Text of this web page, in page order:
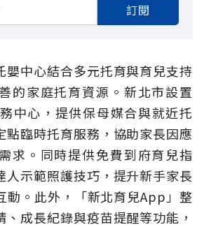
訂閱
嬰中心結合多元托育與育兒支持
的家庭托育資源。新北市設置
中心，提供保母媒合與就近托
點臨時托育服務，協助家長因應
求。同時提供免費到府育兒指
人示範照護技巧，提升新手家長
動。此外，「新北育兒App」整
、成長紀錄與疫苗提醒等功能，